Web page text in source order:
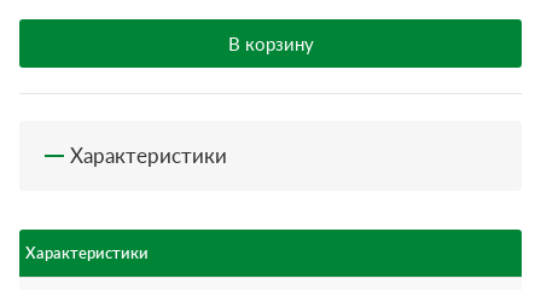
В корзину
Характеристики
Характеристики